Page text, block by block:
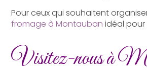
Pour ceux qui souhaitent
fromage à Montauban idéal pour
Visitez-nous à